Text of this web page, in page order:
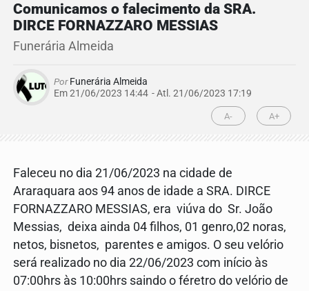
Comunicamos o falecimento da SRA.
DIRCE FORNAZZARO MESSIAS
Funerária Almeida
PorFunerária Almeida
Em 21/06/2023 14:44 - Atl. 21/06/2023 17:19
A- A+
Faleceu no dia 21/06/2023 na cidade de
Araraquara aos 94 anos de idade a SRA. DIRCE
FORNAZZARO MESSIAS, era viúva do Sr. João
Messias, deixa ainda 04 filhos, 01 genro,02 noras,
netos, bisnetos, parentes e amigos. O seu velório
será realizado no dia 22/06/2023 com início às
07:00hrs às 10:00hrs saindo o féretro do velório de